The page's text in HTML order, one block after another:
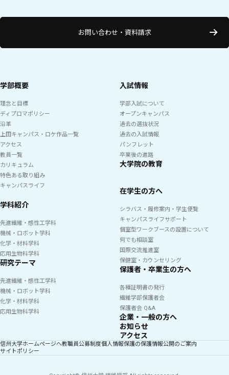
お問い合わせ・資料請求
学部概要
理念と目標
ディプロマポリシー
沿革
上田キャンパス・ロケ作品一覧
アクセス
教員一覧
カリキュラム
特色ある取り組み
キャンパスライフ
学科紹介
先進繊維・感性工学科
機械・ロボット学科
化学・材料学科
応用生物科学科
研究テーマ
先進繊維・感性工学科
機械・ロボット学科
化学・材料学科
応用生物科学科
入試情報
学部入試について
オープンキャンパス
過去の選抜状況
過去の入試情報
パンフレット
卒業後の進路
大学院の教育
在学生の方へ
シラバス・履修案内・学生便覧
キャンパスライフサポート
個室型ワークブースの設置について
何でも相談室
国際交流推進室
保健室・カウンセリング
保護者・卒業生の方へ
各種証明書の発行
繊維学部保護者会
保護者会 Q&A
企業・一般の方へ
お知らせ
アクセス
信州大学ホームページへ教職員公募制度個人情報保護の保護情報公開のご案内
サイトポリシー